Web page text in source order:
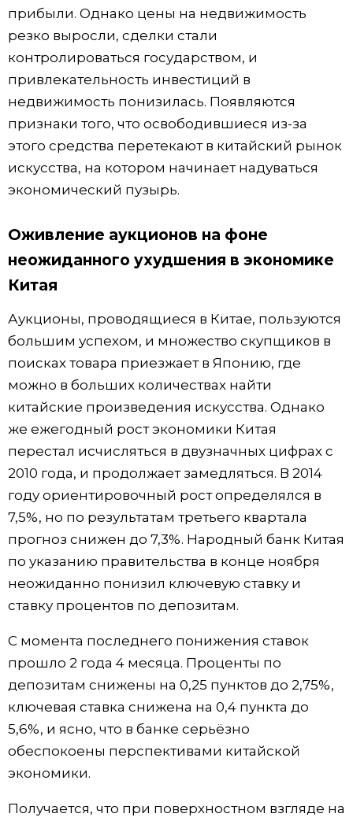
прибыли. Однако цены на недвижимость
резко выросли, сделки стали
контролироваться государством, и
привлекательность инвестиций в
недвижимость понизилась. Появляются
признаки того, что освободившиеся из-за
этого средства перетекают в китайский рынок
искусства, на котором начинает надуваться
экономический пузырь.
Оживление аукционов на фоне
неожиданного ухудшения в экономике
Китая
Аукционы, проводящиеся в Китае, пользуются
большим успехом, и множество скупщиков в
поисках товара приезжает в Японию, где
можно в больших количествах найти
китайские произведения искусства. Однако
же ежегодный рост экономики Китая
перестал исчисляться в двузначных цифрах с
2010 года, и продолжает замедляться. В 2014
году ориентировочный рост определялся в
7,5%, но по результатам третьего квартала
прогноз снижен до 7,3%. Народный банк Китая
по указанию правительства в конце ноября
неожиданно понизил ключевую ставку и
ставку процентов по депозитам.
С момента последнего понижения ставок
прошло 2 года 4 месяца. Проценты по
депозитам снижены на 0,25 пунктов до 2,75%,
ключевая ставка снижена на 0,4 пункта до
5,6%, и ясно, что в банке серьёзно
обеспокоены перспективами китайской
экономики.
Получается, что при поверхностном взгляде на